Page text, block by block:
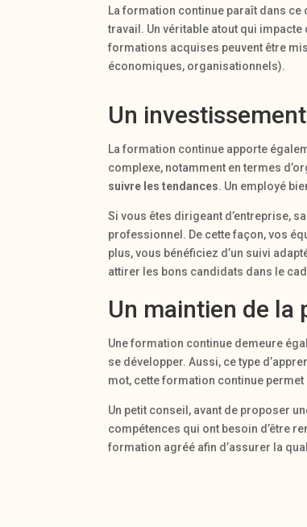
La formation continue paraît dans
travail. Un véritable atout qui
formations acquises peuvent être
économiques, organisationnels).
Un
La formation continue apporte
complexe, notamment en termes
suivre les tendances. Un employé
Si vous êtes dirigeant d’entreprise,
professionnel. De cette façon, vos
plus, vous bénéficiez d’un suivi
attirer les bons candidats dans le
Un maintien de la
Une formation continue demeure
se développer. Aussi, ce type
mot, cette formation continue
Un petit conseil, avant de proposer
compétences qui ont besoin d’être
formation agréé afin d’assurer la